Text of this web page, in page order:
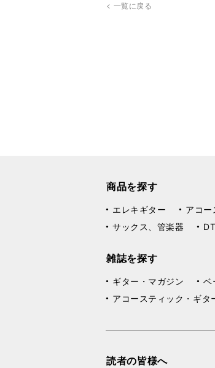
一覧に戻る
商品を探す
エレキギター アコー
サックス、管楽器
雑誌を探す
ギター・マガジン ベ
アコースティック・ギタ
読者の皆様へ